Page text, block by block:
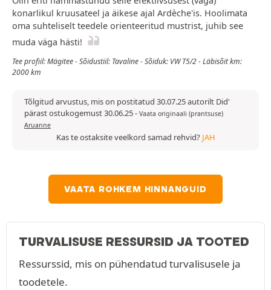
konarlikul kruusateel ja äikese ajal Ardèche'is. Hoolimata
oma suhteliselt teedele orienteeritud mustrist, juhib see
muda väga hästi!
Tee profiil: Mägitee - Sõidustiil: Tavaline - Sõiduk: VW T5/2 - Läbisõit km:
2000 km
Tõlgitud arvustus, mis on postitatud 30.07.25 autorilt Did'
pärast ostukogemust 30.06.25- Vaata originaali (prantsuse)
Aruanne
Kas te ostaksite veelkord samad rehvid? JAH
VAATA ROHKEM HINNANGUID
TURVALISUSE RESSURSID JA TOOTED
Ressurssid, mis on pühendatud turvalisusele ja
toodetele.